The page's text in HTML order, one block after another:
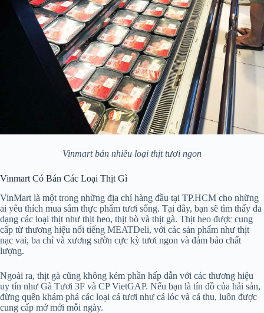
Vinmart bán nhiều loại thịt tươi ngon
Vinmart Có Bán Các Loại Thịt Gì
VinMart là một trong những địa chỉ hàng đầu tại TP.HCM cho những
ai yêu thích mua sắm thực phẩm tươi sống. Tại đây, bạn sẽ tìm thấy đa
dạng các loại thịt như thịt heo, thịt bò và thịt gà. Thịt heo được cung
cấp từ thương hiệu nổi tiếng MEATDeli, với các sản phẩm như thịt
nạc vai, ba chỉ và xương sườn cực kỳ tươi ngon và đảm bảo chất
lượng.
Ngoài ra, thịt gà cũng không kém phần hấp dẫn với các thương hiệu
uy tín như Gà Tươi 3F và CP VietGAP. Nếu bạn là tín đồ của hải sản,
đừng quên khám phá các loại cá tươi như cá lóc và cá thu, luôn được
cung cấp mớ mới mỗi ngày.